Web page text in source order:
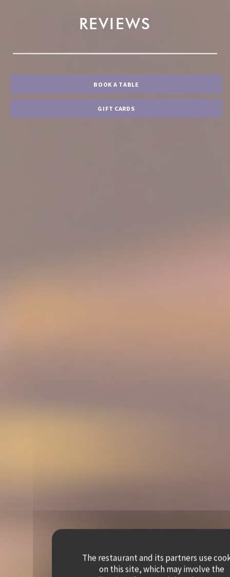
The restaurant and its partners use
on this site, which may involve the
REVIEWS
BOOK A TABLE
GIFT CARDS